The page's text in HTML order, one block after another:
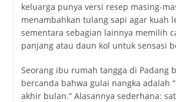
keluarga punya versi resep masing-
menambahkan tulang sapi agar kuah
sementara sebagian lainnya memilih
panjang atau daun kol untuk sensasi
Seorang ibu rumah tangga di Padang
bercanda bahwa gulai nangka adalah
akhir bulan.” Alasannya sederhana: